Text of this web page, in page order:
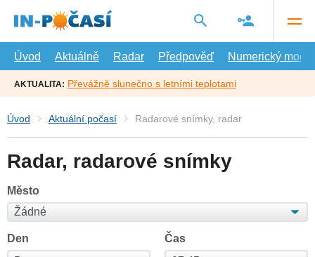
hlavní
Úvod
Aktuálně Radar Předpověď Numerický model
AKTUALITA: Převážně slunečno s letními teplotami
Úvod Aktuální počasí Radarové snímky, radar
Radar, radarové snímky
Město
Den Čas